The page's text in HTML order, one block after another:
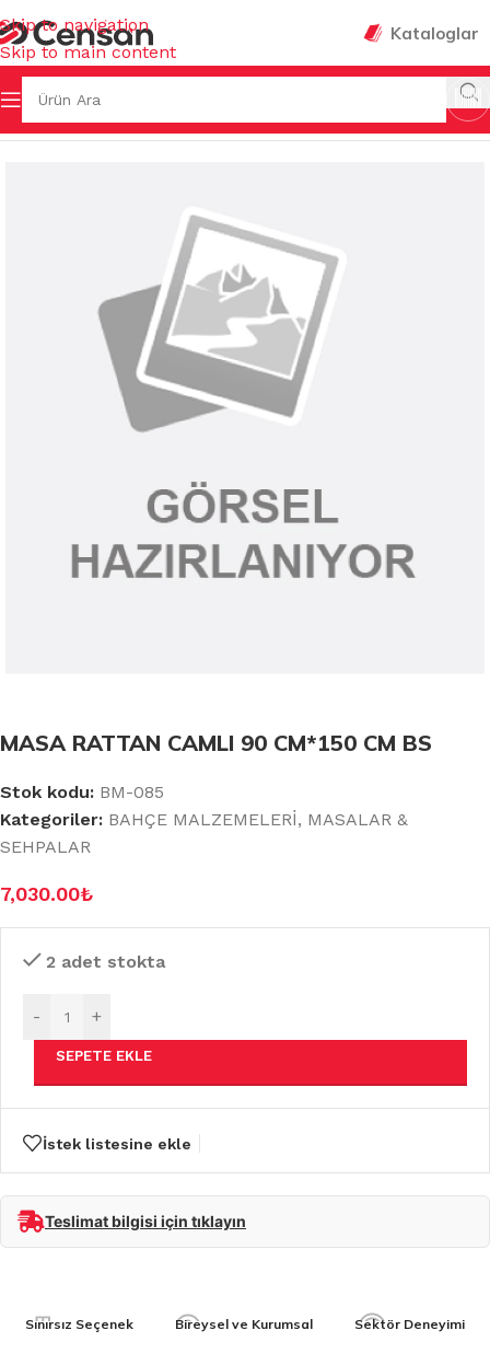
Skip to navigation
Skip to main content
Kataloglar
Ana Sayfa MASALAR & SEHPALAR
MASA RATTAN CAMLI 90 CM*150 CM BS
Stok kodu: BM-085
Kategoriler: BAHÇE MALZEMELERİ, MASALAR &
SEHPALAR
7,030.00₺
2 adet stokta
- +
SEPETE EKLE
İstek listesine ekle
Teslimat bilgisi için tıklayın
Sınırsız Seçenek Bireysel ve Kurumsal Sektör Deneyimi